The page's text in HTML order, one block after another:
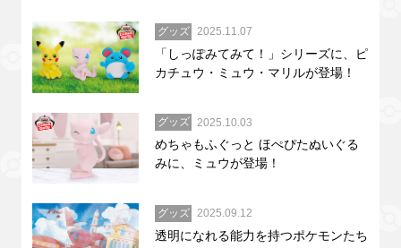
グッズ 2025.11.07
「しっぽみてみて！」シリーズに、ピ
カチュウ・ミュウ・マリルが登場！
グッズ 2025.10.03
めちゃもふぐっと ほぺぴたぬいぐる
みに、ミュウが登場！
グッズ 2025.09.12
透明になれる能力を持つポケモンたち